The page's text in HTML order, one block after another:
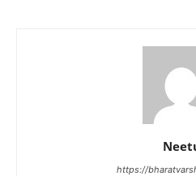
https://